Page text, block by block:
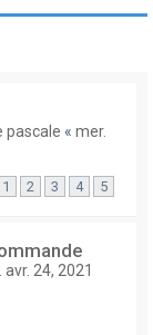
h
pascale « mer.
1 2 3 4 5
avr. 24, 2021